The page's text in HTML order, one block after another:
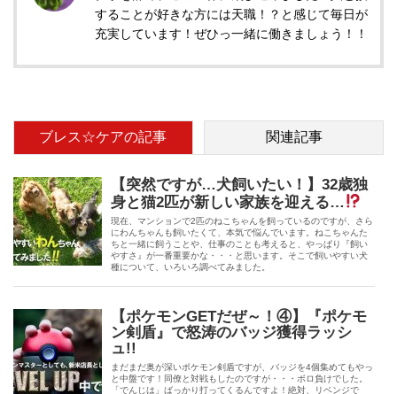
することが好きな方には天職！？と感じて毎日が
充実しています！ぜひっ一緒に働きましょう！！
ブレス☆ケアの記事 関連記事
【突然ですが…犬飼いたい！】32歳独
身と猫2匹が新しい家族を迎える…
現在、マンションで2匹のねこちゃんを飼っているのですが、さら
にわんちゃんも飼いたくて、本気で悩んでいます。ねこちゃんた
ちと一緒に飼うことや、仕事のことも考えると、やっぱり『飼い
やすさ』が一番重要かな・・・と思います。そこで飼いやすい犬
種について、いろいろ調べてみました。
【ポケモンGETだぜ～！④】『ポケモ
ン剣盾』で怒涛のバッジ獲得ラッシ
ュ!!
まだまだ奥が深いポケモン剣盾ですが、バッジを4個集めてもやっ
と中盤です！同僚と対戦もしたのですが・・・ボロ負けでした。
「でんじは」ばっかり打ってくるんですよ！絶対、リベンジで